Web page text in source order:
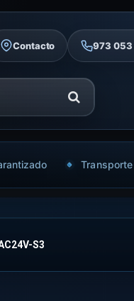
Contacto 973 053
S3